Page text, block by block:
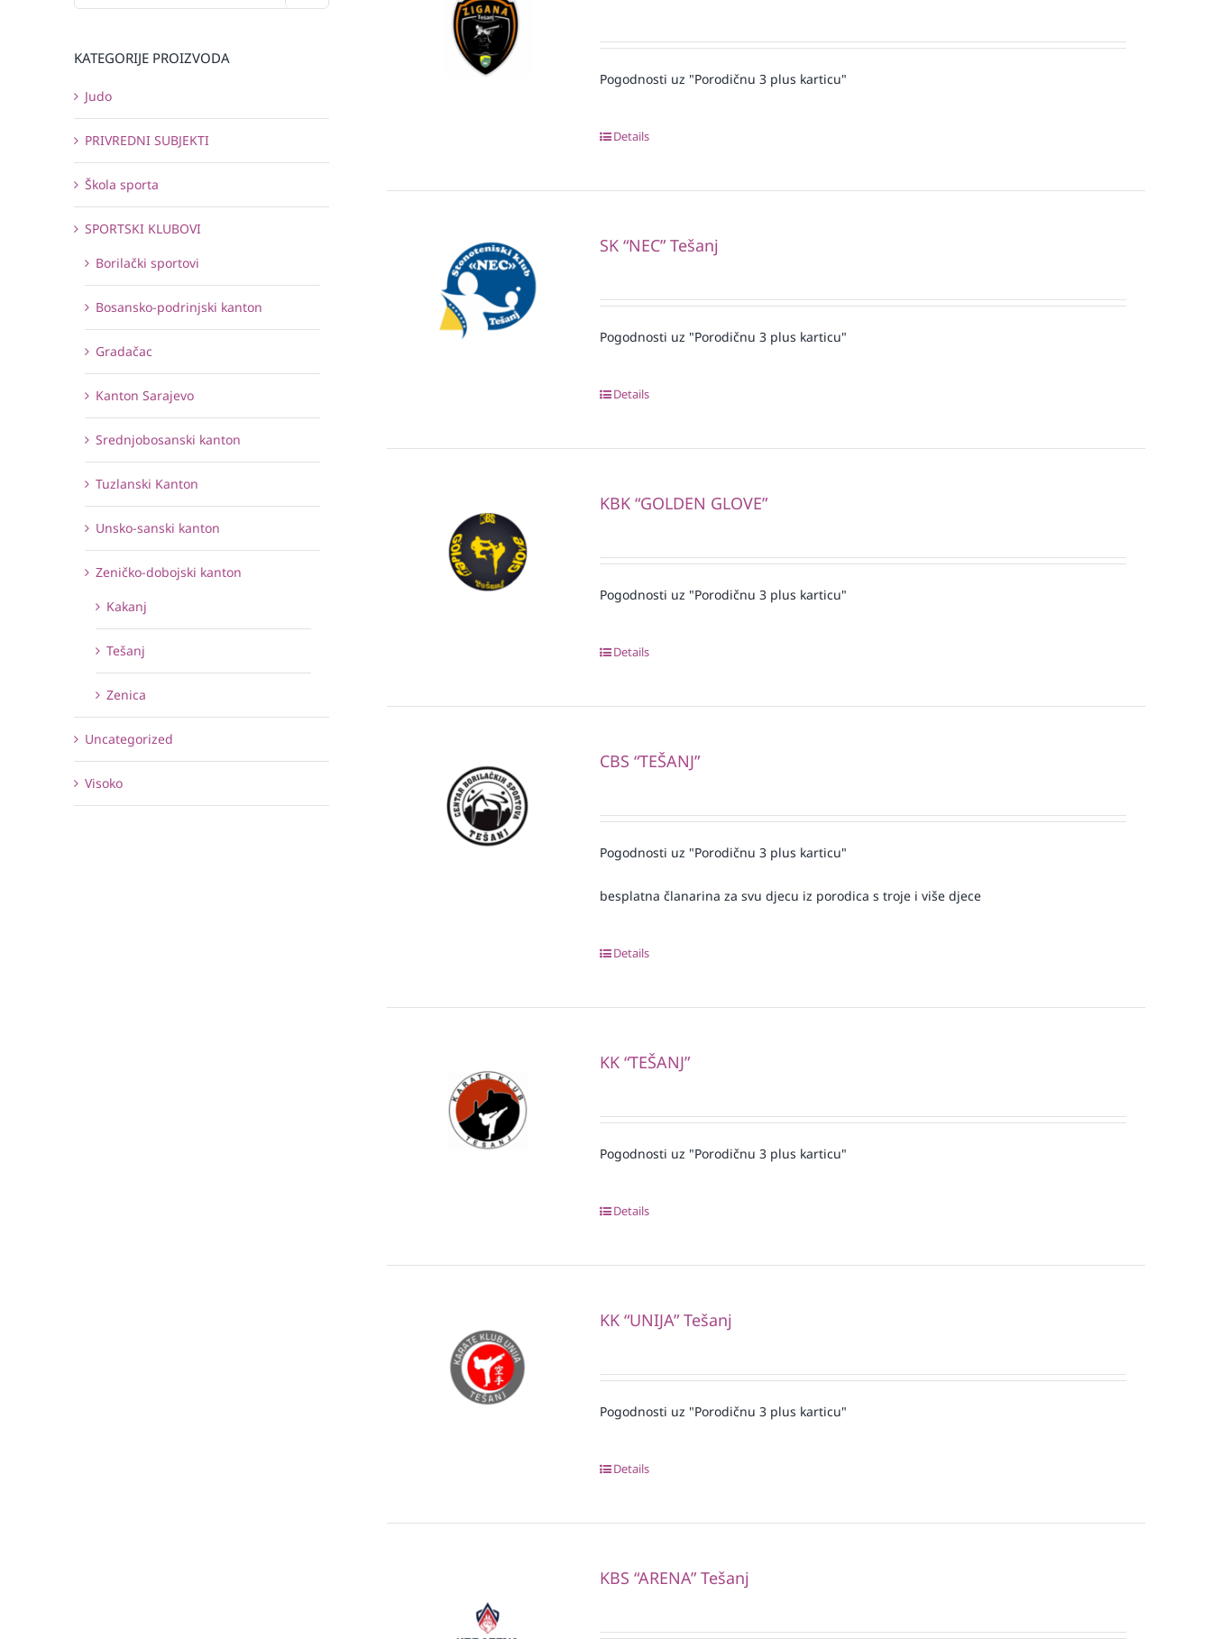
Pogodnosti uz "Porodičnu 3 plus karticu"
Details
SK “NEC” Tešanj
Pogodnosti uz "Porodičnu 3 plus karticu"
Details
KBK “GOLDEN GLOVE”
Pogodnosti uz "Porodičnu 3 plus karticu"
Details
CBS “TEŠANJ”
Pogodnosti uz "Porodičnu 3 plus karticu"
besplatna članarina za svu djecu iz porodica s troje i više djece
Details
KK “TEŠANJ”
Pogodnosti uz "Porodičnu 3 plus karticu"
Details
KK “UNIJA” Tešanj
Pogodnosti uz "Porodičnu 3 plus karticu"
Details
KBS “ARENA” Tešanj
KATEGORIJE PROIZVODA
Judo
PRIVREDNI SUBJEKTI
Škola sporta
SPORTSKI KLUBOVI
Borilački sportovi
Bosansko-podrinjski kanton
Gradačac
Kanton Sarajevo
Srednjobosanski kanton
Tuzlanski Kanton
Unsko-sanski kanton
Zeničko-dobojski kanton
Kakanj
Tešanj
Zenica
Uncategorized
Visoko